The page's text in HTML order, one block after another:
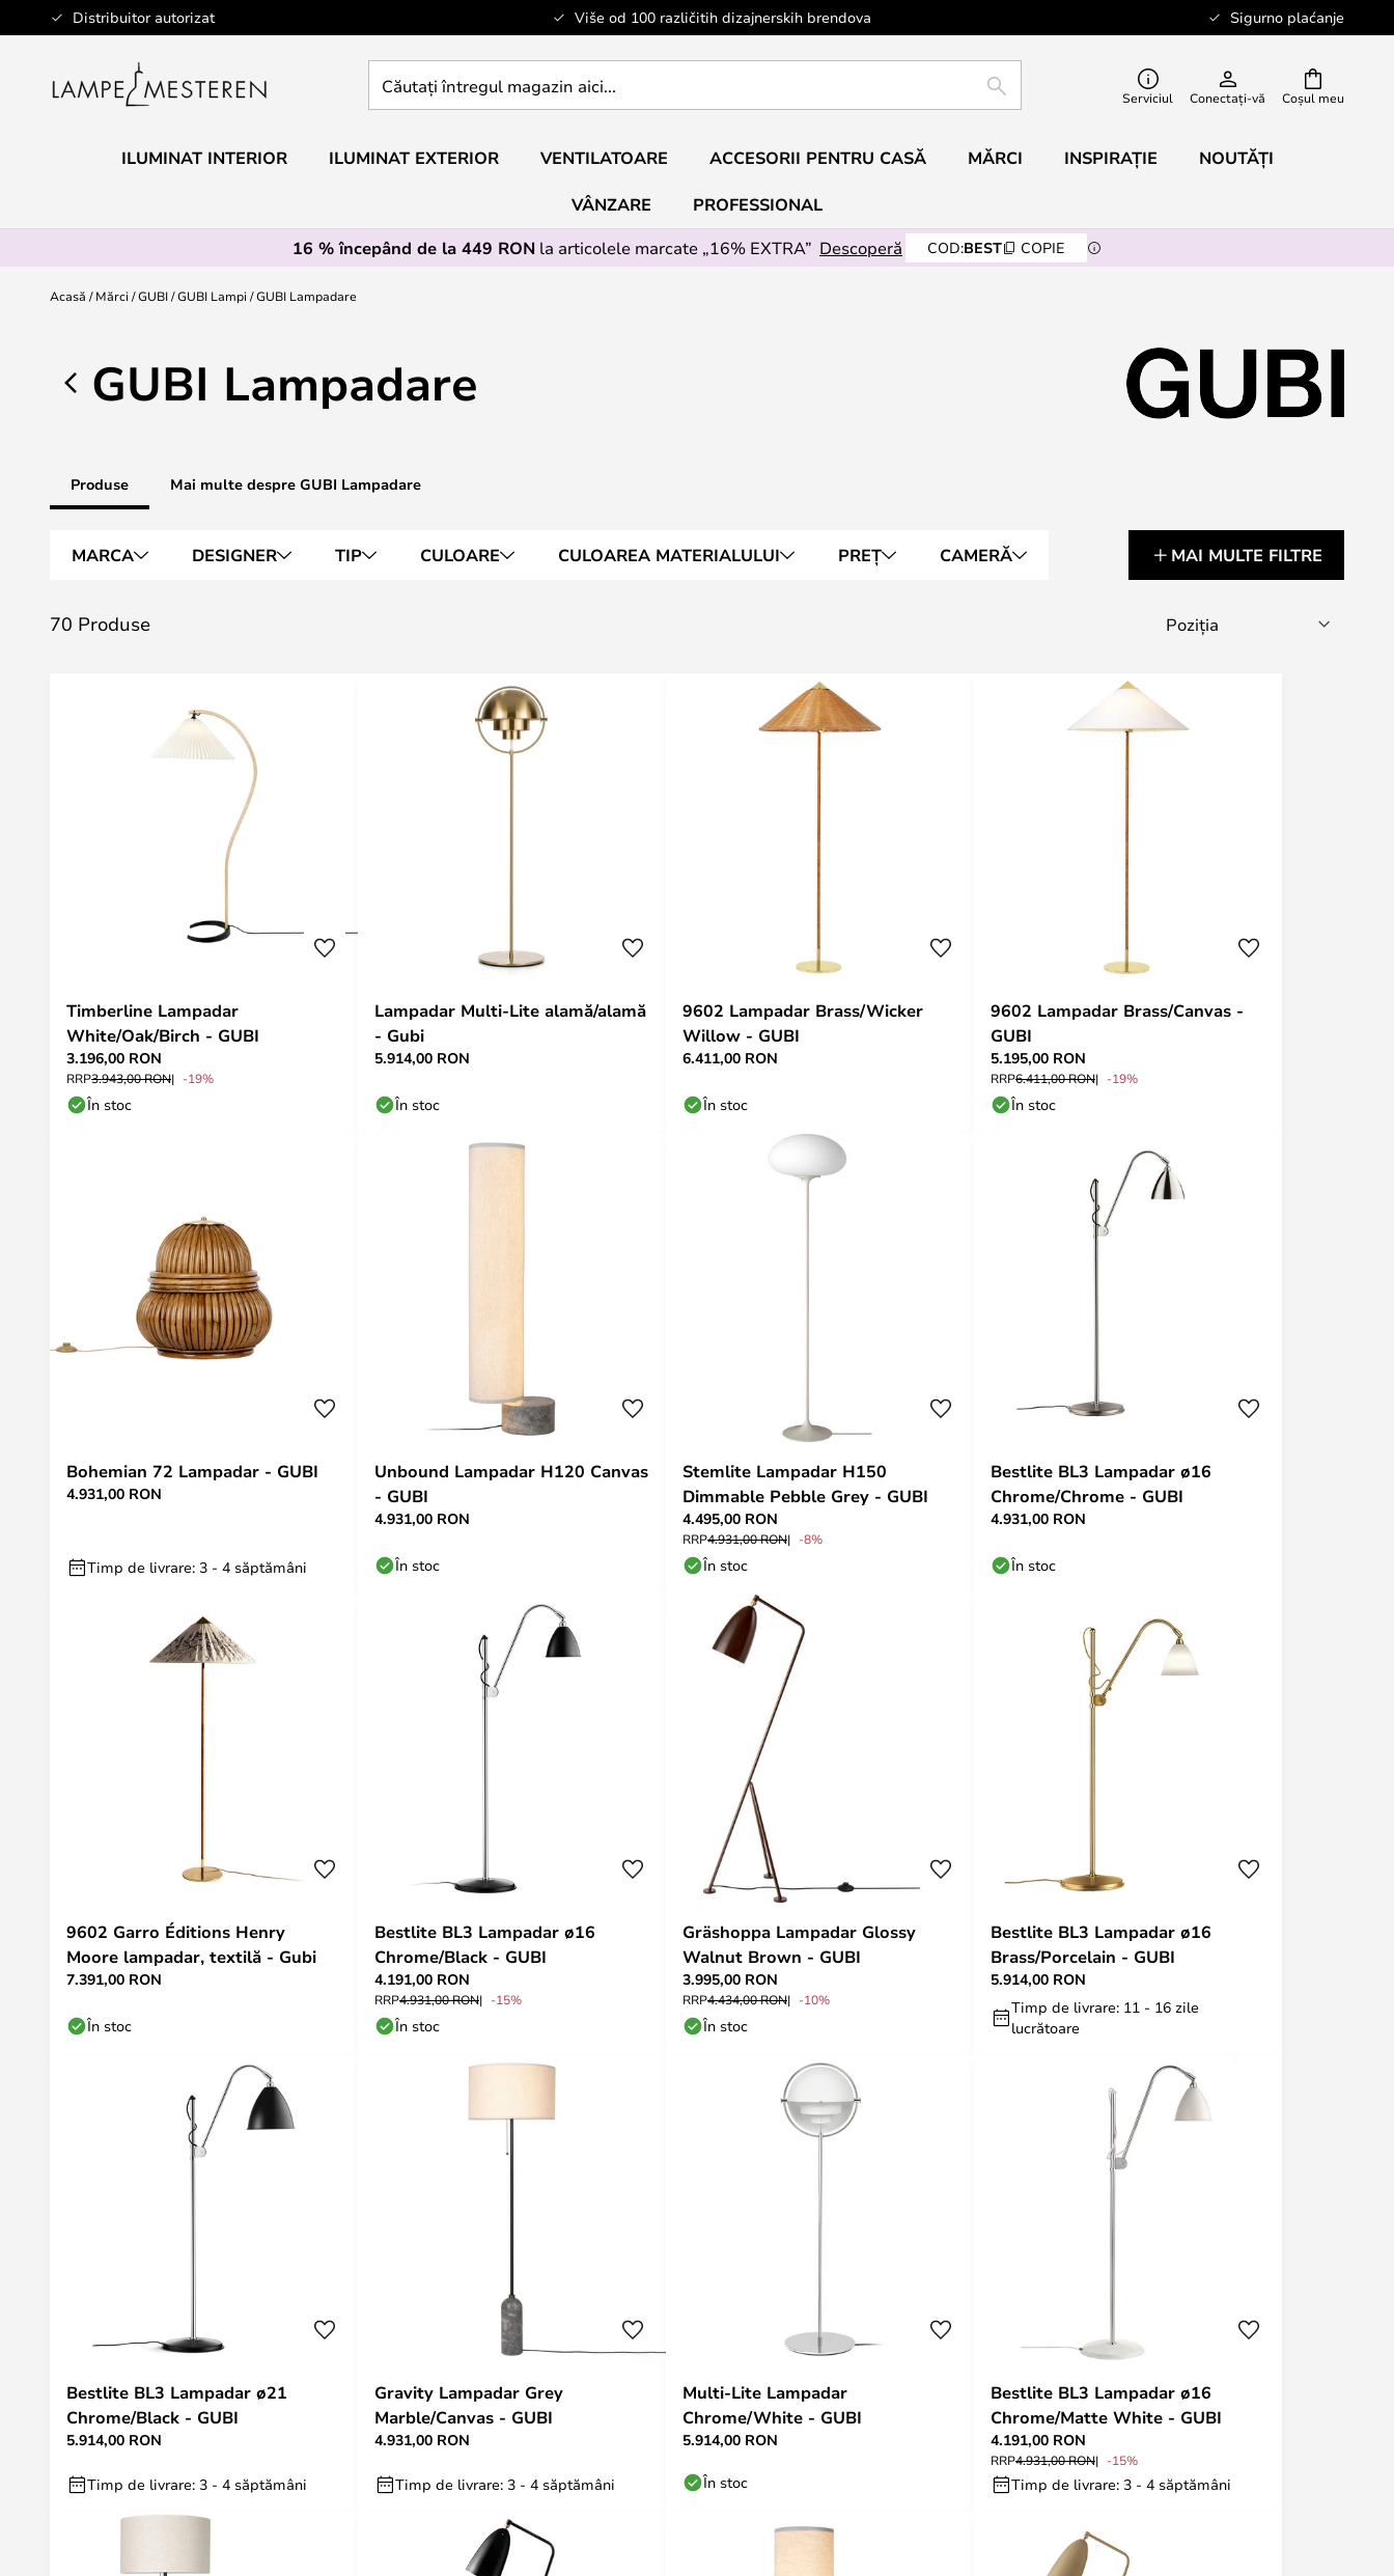
Distribuitor autorizat Više od 100 različitih dizajnerskih brendova Sigurno plaćanje
Mergeti
la
Coșul meu
întregul
aici...
CĂUTARE Serviciul Conectați-vă
ILUMINAT INTERIOR ILUMINAT EXTERIOR VENTILATOARE ACCESORII PENTRU CASĂ MĂRCI INSPIRAȚIE NOUTĂȚI
VÂNZARE
PROFESSIONAL
16 % începând de la 449 RON la articolele marcate „16% EXTRA” Descoperă COD:BEST COPIE
Acasă Mărci GUBI GUBI Lampi GUBI Lampadare
GUBI Lampadare
Produse Mai multe despre GUBI Lampadare
MARCA DESIGNER TIP CULOARE CULOAREA MATERIALULUI PREȚ CAMERĂ MAI MULTE FILTRE
70 Produse
Timberline Lampadar
White/Oak/Birch - GUBI
3.196,00 RON
RRP3.943,00 RON -19%
În stoc
Lampadar Multi-Lite alamă/alamă
- Gubi
5.914,00 RON
În stoc
9602 Lampadar Brass/Wicker
Willow - GUBI
6.411,00 RON
În stoc
9602 Lampadar Brass/Canvas -
GUBI
5.195,00 RON
RRP6.411,00 RON -19%
În stoc
Bohemian 72 Lampadar - GUBI
4.931,00 RON
Timp de livrare: 3 - 4 săptămâni
Unbound Lampadar H120 Canvas
- GUBI
4.931,00 RON
În stoc
Stemlite Lampadar H150
Dimmable Pebble Grey - GUBI
4.495,00 RON
RRP4.931,00 RON -8%
În stoc
Bestlite BL3 Lampadar ø16
Chrome/Chrome - GUBI
4.931,00 RON
În stoc
9602 Garro Éditions Henry
Moore lampadar, textilă - Gubi
7.391,00 RON
În stoc
Bestlite BL3 Lampadar ø16
Chrome/Black - GUBI
4.191,00 RON
RRP4.931,00 RON -15%
În stoc
Gräshoppa Lampadar Glossy
Walnut Brown - GUBI
3.995,00 RON
RRP4.434,00 RON -10%
În stoc
Bestlite BL3 Lampadar ø16
Brass/Porcelain - GUBI
5.914,00 RON
Timp de livrare: 11 - 16 zile
lucrătoare
Bestlite BL3 Lampadar ø21
Chrome/Black - GUBI
5.914,00 RON
Timp de livrare: 3 - 4 săptămâni
Gravity Lampadar Grey
Marble/Canvas - GUBI
4.931,00 RON
Timp de livrare: 3 - 4 săptămâni
Multi-Lite Lampadar
Chrome/White - GUBI
5.914,00 RON
În stoc
Bestlite BL3 Lampadar ø16
Chrome/Matte White - GUBI
4.191,00 RON
RRP4.931,00 RON -15%
Timp de livrare: 3 - 4 săptămâni